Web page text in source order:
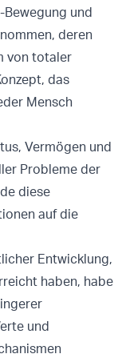
Bewegung und
deren
von totaler
das
Mensch
Vermögen und
Probleme der
diese
auf die
Entwicklung,
haben, habe
und